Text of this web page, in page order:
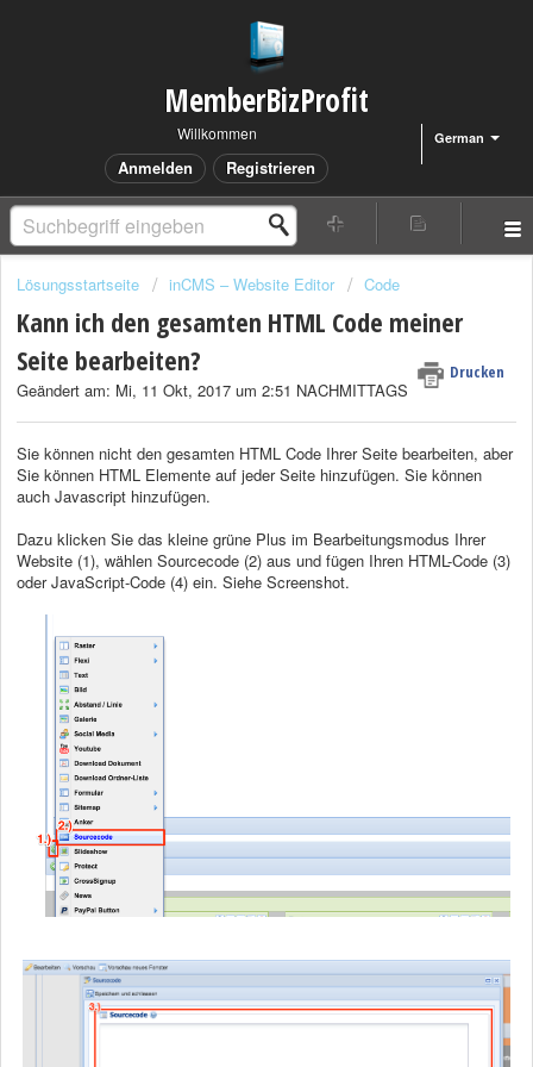
MemberBizProfit
German
Willkommen
Anmelden Registrieren
Lösungsstartseite inCMS – Website Editor Code
Kann ich den gesamten HTML Code meiner
Seite bearbeiten?
Drucken
Geändert am: Mi, 11 Okt, 2017 um 2:51 NACHMITTAGS
Sie können nicht den gesamten HTML Code Ihrer Seite bearbeiten, aber
Sie können HTML Elemente auf jeder Seite hinzufügen. Sie können
auch Javascript hinzufügen.
Dazu klicken Sie das kleine grüne Plus im Bearbeitungsmodus Ihrer
Website (1), wählen Sourcecode (2) aus und fügen Ihren HTML-Code (3)
oder JavaScript-Code (4) ein. Siehe Screenshot.